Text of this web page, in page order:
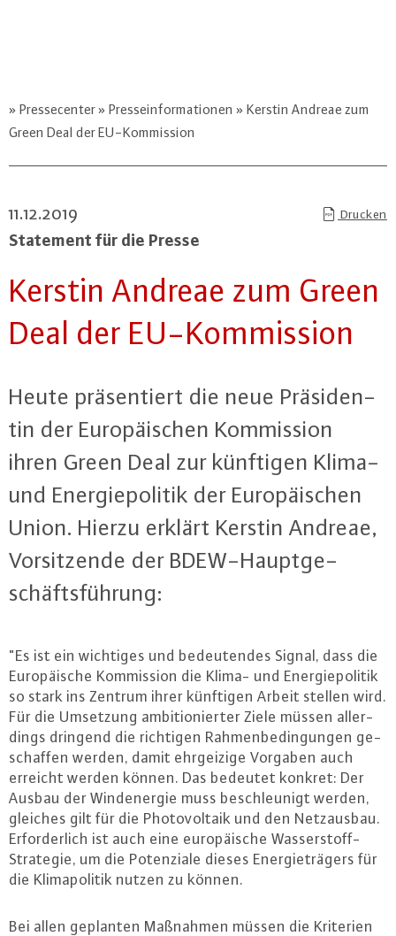
Pressecenter Presseinformationen
Kerstin Andreae zum
Green Deal der EU-Kommission
11.12.2019 Drucken
Statement für die Presse
Kerstin Andreae zum Green
Deal der EU-Kom­mis­si­on
Heute prä­sen­tiert die neue Prä­si­den­
tin der Eu­ro­päi­schen Kom­mis­si­on
ihren Green Deal zur künftigen Klima-
und En­er­gie­po­li­tik der Eu­ro­päi­schen
Union. Hierzu erklärt Kerstin Andreae,
Vor­sit­zen­de der BDEW-Haupt­ge­
schäfts­füh­rung:
"Es ist ein wichtiges und be­deu­ten­des Signal, dass die
Eu­ro­päi­sche Kom­mis­si­on die Klima- und En­er­gie­po­li­tik
so stark ins Zentrum ihrer künftigen Arbeit stellen wird.
Für die Umsetzung am­bi­tio­nier­ter Ziele müssen al­ler­
dings dringend die richtigen Rah­men­be­din­gun­gen ge­
schaf­fen werden, damit ehr­gei­zi­ge Vorgaben auch
erreicht werden können. Das bedeutet konkret: Der
Ausbau der Wind­ener­gie muss be­schleu­nigt werden,
gleiches gilt für die Pho­to­vol­ta­ik und den Netz­aus­bau.
Er­for­der­lich ist auch eine eu­ro­päi­sche Was­ser­stoff-
Stra­te­gie, um die Po­ten­zia­le dieses En­er­gie­trä­gers für
die Kli­ma­po­li­tik nutzen zu können.
Bei allen geplanten Maßnahmen müssen die Kriterien